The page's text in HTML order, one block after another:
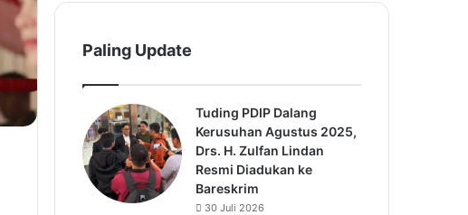
Paling Update
Tuding PDIP Dalang
Kerusuhan Agustus 2025,
Drs. H. Zulfan Lindan
Resmi Diadukan ke
Bareskrim
30 Juli 2026